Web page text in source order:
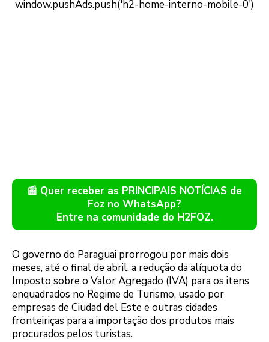
📰 Quer receber as PRINCIPAIS NOTÍCIAS de
Foz no WhatsApp?
Entre na comunidade do H2FOZ.
O governo do Paraguai prorrogou por mais dois
meses, até o final de abril, a redução da alíquota do
Imposto sobre o Valor Agregado (IVA) para os itens
enquadrados no Regime de Turismo, usado por
empresas de Ciudad del Este e outras cidades
fronteiriças para a importação dos produtos mais
procurados pelos turistas.